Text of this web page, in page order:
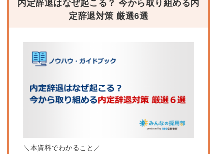
内定辞退はなぜ起こる？ 今から取り組める内
定辞退対策 厳選6選
＼本資料でわかること／